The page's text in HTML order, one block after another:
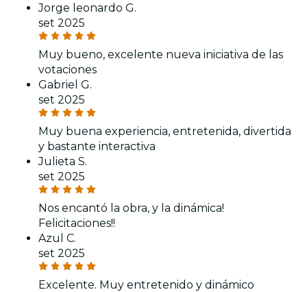
Jorge leonardo G.
set 2025
Muy bueno, excelente nueva iniciativa de las
votaciones
Gabriel G.
set 2025
Muy buena experiencia, entretenida, divertida
y bastante interactiva
Julieta S.
set 2025
Nos encantó la obra, y la dinámica!
Felicitaciones!!
Azul C.
set 2025
Excelente. Muy entretenido y dinámico